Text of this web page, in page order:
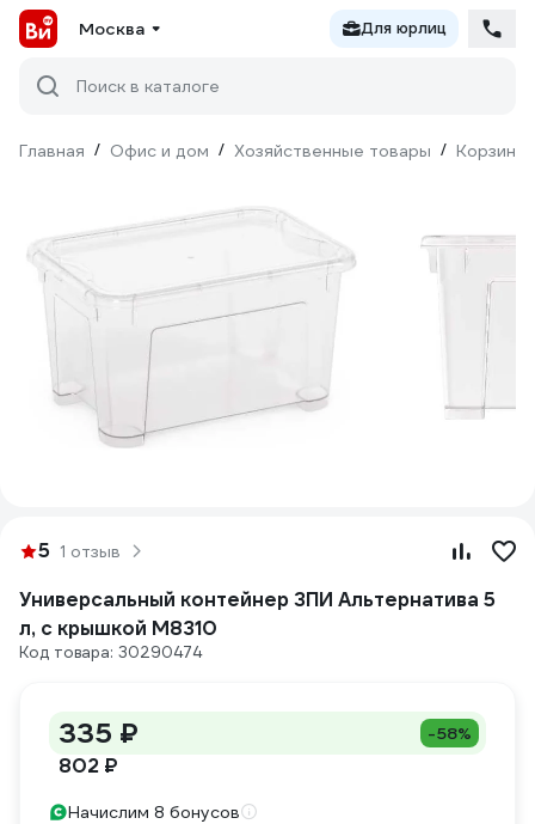
Москва Для юрлиц
Поиск в каталоге
Главная / Офис и дом / Хозяйственные товары / Корзины
5 1 отзыв
Универсальный контейнер ЗПИ Альтернатива 5
л, с крышкой М8310
Код товара: 30290474
335 ₽ -58%
802 ₽
Начислим 8 бонусов